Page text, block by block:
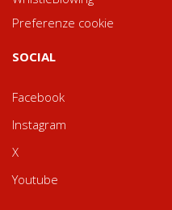
Preferenze cookie
SOCIAL
Facebook
Instagram
X
Youtube